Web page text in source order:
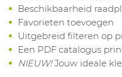
Beschikbaarheid
Favorieten toevoegen
Uitgebreid filteren op
Een PDF catalogus
NIEUW!Jouw ideale